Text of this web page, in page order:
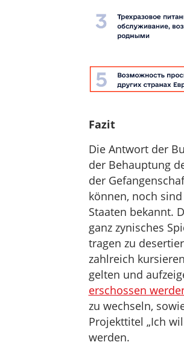
Fazit
Die Antwort der
der Behauptung
der
können, noch
Staaten bekannt.
ganz zynisches
tragen zu
zahlreich
gelten und
erschossen
zu wechseln,
Projekttitel „Ich
werden.